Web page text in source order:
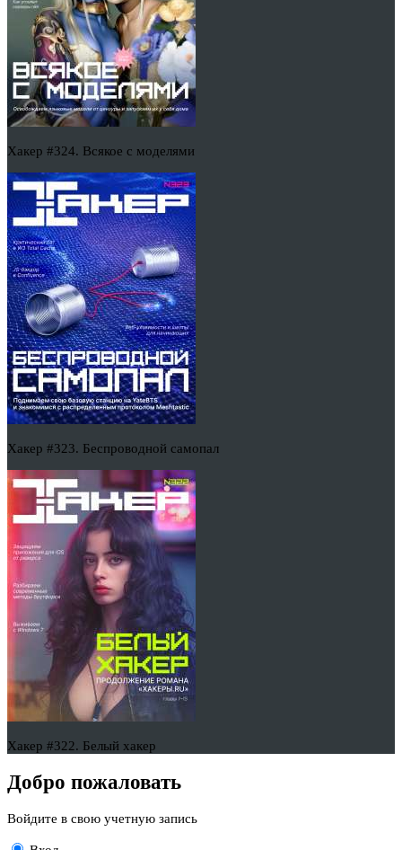
Хакер #324. Всякое с моделями
Хакер #323. Беспроводной самопал
Хакер #322. Белый хакер
Добро пожаловать
Войдите в свою учетную запись